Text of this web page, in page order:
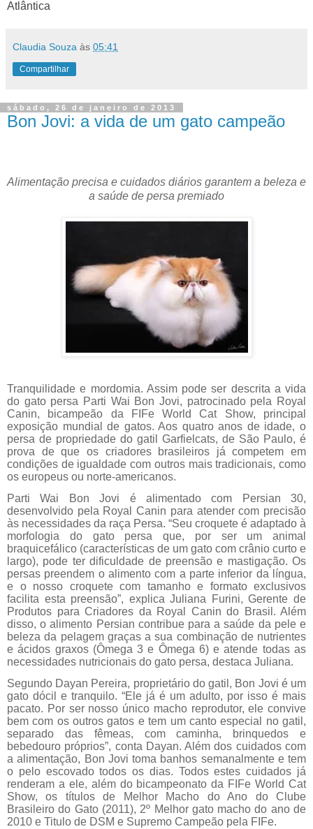
Atlântica
Claudia Souza às 05:41
Compartilhar
sábado, 26 de janeiro de 2013
Bon Jovi: a vida de um gato campeão
Alimentação precisa e cuidados diários garantem a beleza e
a saúde de persa premiado
Tranquilidade e mordomia. Assim pode ser descrita a vida
do gato persa Parti Wai Bon Jovi, patrocinado pela Royal
Canin, bicampeão da
FIFeWorldCatShow, principal
exposição mundial de gatos. Aos quatro anos de idade, o
persa de propriedade do gatil Garfielcats, de São Paulo, é
prova de que os criadores brasileiros já competem em
condições de igualdade com outros mais tradicionais, como
os europeus ou norte-americanos.
PartiWai Bon Jovi é alimentado com Persian 30,
desenvolvido pela Royal Canin para atender com precisão
às necessidades da raça Persa. “Seu croquete é adaptado à
morfologia do gato persa que, por ser um animal
braquicefálico (características de um gato com crânio curto e
largo), pode ter dificuldade de preensão e mastigação. Os
persas preendem o alimento com a parte inferior da língua,
e o nosso croquete com tamanho e formato exclusivos
facilita esta preensão”, explica Juliana
Furini, Gerente de
Produtos para Criadores da Royal Canin do Brasil . Além
disso, o alimento Persian contribuepara a saúde da pele e
beleza da pelagem graças a sua combinação de nutrientes
e ácidos graxos (Ômega3 e Ômega 6) e atende todas as
necessidades nutricionais do gato persa, destaca Juliana.
Segundo Dayan Pereira, proprietário do gatil, Bon Jovi é um
gato dócil e tranquilo. “Ele já é um adulto, por isso é mais
pacato. Por ser nosso único macho reprodutor, ele convive
bem com os outros gatos e tem um canto especial no gatil,
separado das fêmeas, com caminha, brinquedos e
bebedouro próprios”, conta Dayan. Além dos cuidados com
a alimentação, Bon Jovi toma banhos semanalmente e tem
o pelo escovado todos os dias. Todos estes cuidados já
renderam a ele, além do bicampeonato da FIFe WorldCat
Show, os títulos de Melhor Macho do Ano do Clube
Brasileiro do Gato (2011), 2º Melhor gato macho do ano de
2010 e Titulo de DSM e Supremo Campeão pela FIFe.